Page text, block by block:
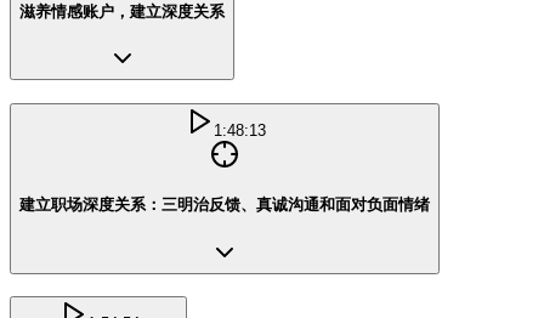
滋养情感账户，建立深度关系
1:48:13
建立职场深度关系：三明治反馈、真诚沟通和面对负面情绪